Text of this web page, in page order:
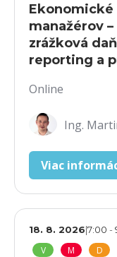
Ekonomické
manažérov
zrážková
reporting a
Online
Ing.
Viac
18. 8. 2026|7:00 -
V M D